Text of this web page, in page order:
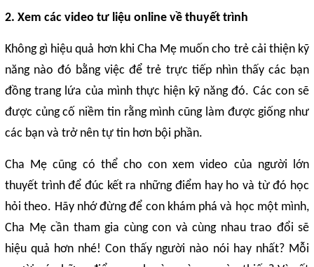
2. Xem các video tư liệu online về thuyết trình
Không gì hiệu quả hơn khi Cha Mẹ muốn cho trẻ cải thiện kỹ
năng nào đó bằng việc để trẻ trực tiếp nhìn thấy các bạn
đồng trang lứa của mình thực hiện kỹ năng đó. Các con sẽ
được củng cố niềm tin rằng mình cũng làm được giống như
các bạn và trở nên tự tin hơn bội phần.
Cha Mẹ cũng có thể cho con xem video của người lớn
thuyết trình để đúc kết ra những điểm hay ho và từ đó học
hỏi theo. Hãy nhớ đừng để con khám phá và học một mình,
Cha Mẹ cần tham gia cùng con và cùng nhau trao đổi sẽ
hiệu quả hơn nhé! Con thấy người nào nói hay nhất? Mỗi